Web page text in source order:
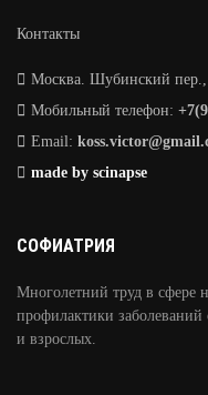
Контакты
Москва. Шубинский пер.,
Мобильный телефон:
Email:
made by scinapse
СОФИАТРИЯ
Многолетний труд в сфере
профилактики заболеваний
и взрослых.